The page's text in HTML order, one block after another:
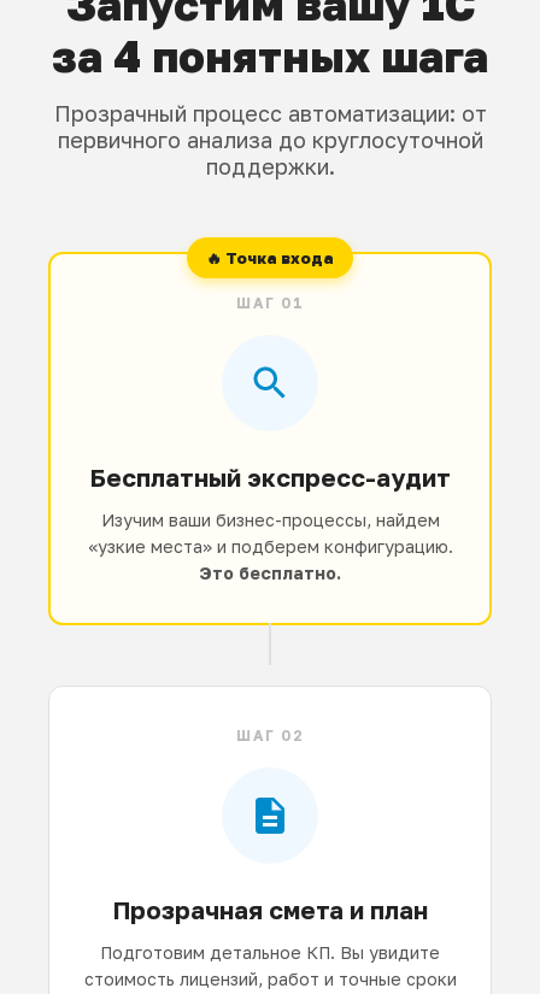
за 4 понятных шага
Прозрачный процесс автоматизации: от
первичного анализа до круглосуточной
поддержки.
ШАГ 01
Бесплатный экспресс-аудит
Изучим ваши бизнес-процессы, найдем
«узкие места» и подберем конфигурацию.
Это бесплатно.
ШАГ 02
Прозрачная смета и план
Подготовим детальное КП. Вы увидите
стоимость лицензий, работ и точные сроки